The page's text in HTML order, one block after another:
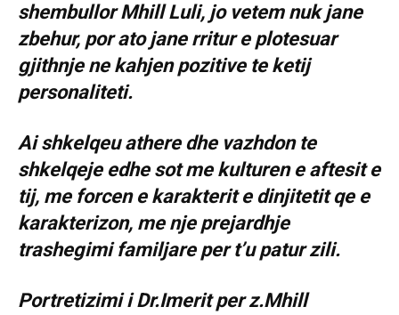
shembullor Mhill Luli, jo vetem nuk jane
zbehur, por ato jane rritur e plotesuar
gjithnje ne kahjen pozitive te ketij
personaliteti.
Ai shkelqeu athere dhe vazhdon te
shkelqeje edhe sot me kulturen e aftesit e
tij, me forcen e karakterit e dinjitetit qe e
karakterizon, me nje prejardhje
trashegimi familjare per t’u patur zili.
Portretizimi i Dr.Imerit per z.Mhill